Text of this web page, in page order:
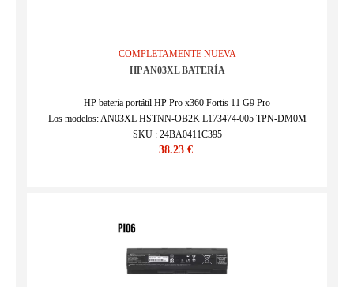
COMPLETAMENTE NUEVA
HP AN03XL BATERÍA
HP batería portátil HP Pro x360 Fortis 11 G9 Pro
Los modelos: AN03XL HSTNN-OB2K L173474-005 TPN-DM0M
SKU : 24BA0411C395
38.23 €